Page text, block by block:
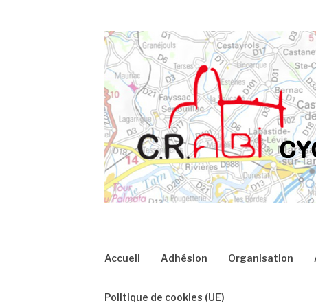
Accueil Adhésion Organisation
Politique de cookies (UE)